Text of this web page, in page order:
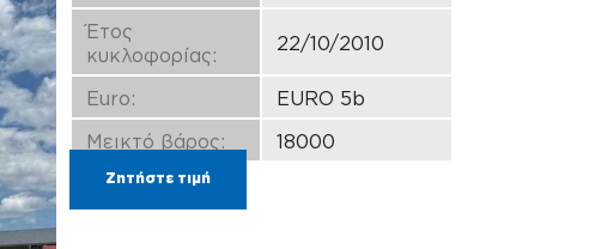
Έτος
κυκλοφορίας:
22/10/2010
Euro:
EURO 5b
Μεικτό βάρος:
18000
Ζητήστε τιμή